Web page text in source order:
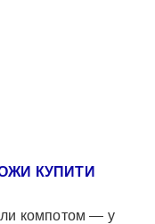
КУПИТИ
компотом — у